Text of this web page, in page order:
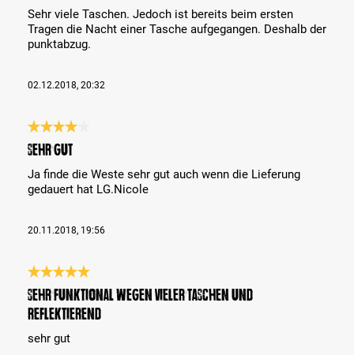
Sehr viele Taschen. Jedoch ist bereits beim ersten
Tragen die Nacht einer Tasche aufgegangen. Deshalb der
punktabzug.
02.12.2018, 20:32
Bewertung mit 4 von 5 Sternen
Sehr gut
Ja finde die Weste sehr gut auch wenn die Lieferung
gedauert hat LG.Nicole
20.11.2018, 19:56
Bewertung mit 5 von 5 Sternen
sehr funktional wegen vieler Taschen und
reflektierend
sehr gut